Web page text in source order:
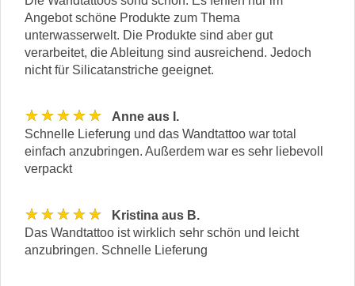
Angebot schöne Produkte zum Thema
unterwasserwelt. Die Produkte sind aber gut
verarbeitet, die Ableitung sind ausreichend. Jedoch
nicht für Silicatanstriche geeignet.
★★★★★
Anne aus I.
Schnelle Lieferung und das Wandtattoo war total
einfach anzubringen. Außerdem war es sehr liebevoll
verpackt
★★★★★
Kristina aus B.
Das Wandtattoo ist wirklich sehr schön und leicht
anzubringen. Schnelle Lieferung